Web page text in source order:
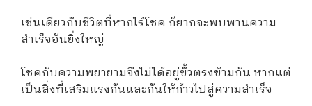
เช่นเดียวกับชีวิตที่หากไร้โชค ก็ยากจะพบพานความ
สำเร็จอันยิ่งใหญ่
โชคกับความพยายามจึงไม่ได้อยู่ขั้วตรงข้ามกัน หากแต่
เป็นสิ่งที่เสริมแรงกันและกันให้ก้าวไปสู่ความสำเร็จ